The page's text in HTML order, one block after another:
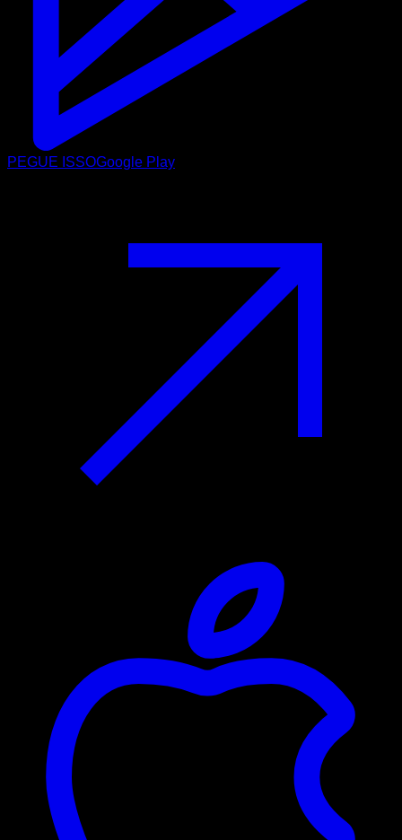
PEGUE ISSOGoogle Play